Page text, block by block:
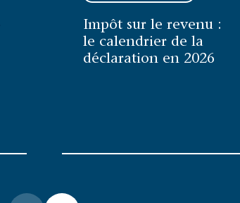
Impôt sur le revenu :
le calendrier de la
déclaration en 2026